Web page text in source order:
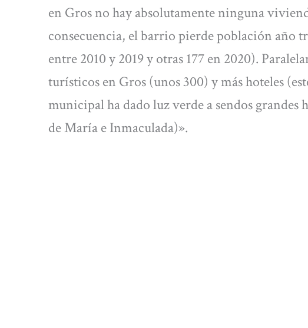
en Gros no hay absolutamente ninguna
consecuencia, el barrio pierde población año
entre 2010 y 2019 y otras 177 en 2020).
turísticos en Gros (unos 300) y más hoteles
municipal ha dado luz verde a sendos grandes
de María e Inmaculada)».